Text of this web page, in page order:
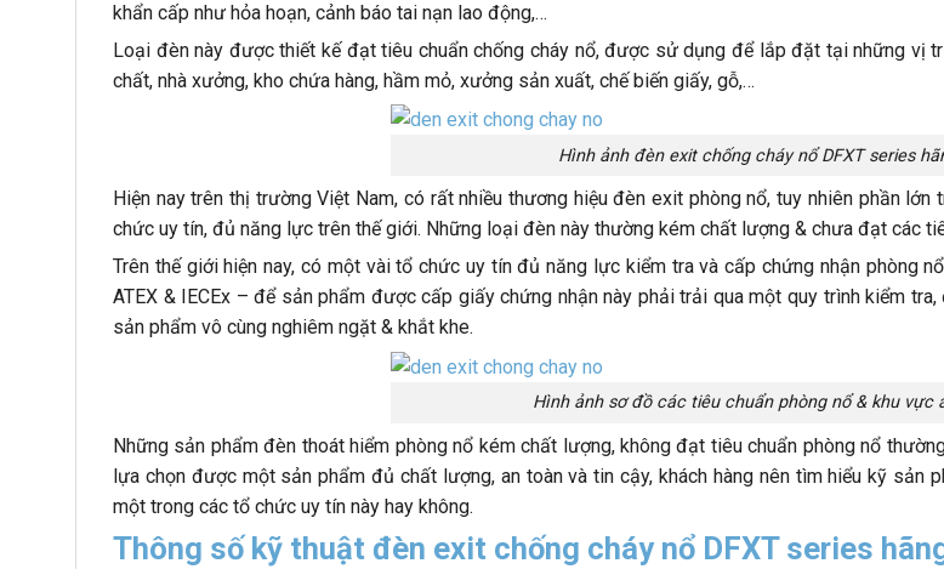
khẩn cấp như hỏa hoạn, cảnh báo tai nạn lao động,…
Loại đèn này được thiết kế đạt tiêu chuẩn chống cháy nổ, được sử dụng để lắp đặt tại những vị
chất, nhà xưởng, kho chứa hàng, hầm mỏ, xưởng sản xuất, chế biến giấy, gỗ,…
Hình ảnh đèn exit chống cháy nổ DFXT series
Hiện nay trên thị trường Việt Nam, có rất nhiều thương hiệu đèn exit phòng nổ, tuy nhiên phần
chức uy tín, đủ năng lực trên thế giới. Những loại đèn này thường kém chất lượng & chưa đạt các
Trên thế giới hiện nay, có một vài tổ chức uy tín đủ năng lực kiểm tra và cấp chứng nhận phòng
ATEX & IECEx – để sản phẩm được cấp giấy chứng nhận này phải trải qua một quy trình kiểm
sản phẩm vô cùng nghiêm ngặt & khắt khe.
Hình ảnh sơ đồ các tiêu chuẩn phòng nổ & khu vực
Những sản phẩm đèn thoát hiểm phòng nổ kém chất lượng, không đạt tiêu chuẩn phòng nổ
lựa chọn được một sản phẩm đủ chất lượng, an toàn và tin cậy, khách hàng nên tìm hiểu kỹ
một trong các tổ chức uy tín này hay không.
Thông số kỹ thuật đèn exit chống cháy nổ DFXT series